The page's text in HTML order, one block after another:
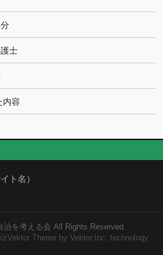
士
内容
ト名）
治を考える会 All Rights Reserved.
Theme by Vektor,Inc. technology.